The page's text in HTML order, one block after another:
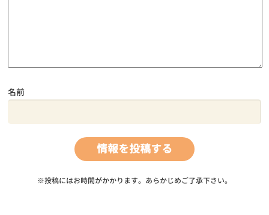
名前
※投稿にはお時間がかかります。あらかじめご了承下さい。